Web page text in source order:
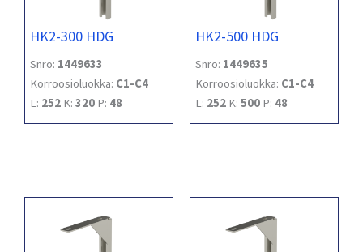
HK2-300 HDG
Snro: 1449633
Korroosioluokka: C1-C4
L: 252 K: 320 P: 48
HK2-500 HDG
Snro: 1449635
Korroosioluokka: C1-C4
L: 252 K: 500 P: 48